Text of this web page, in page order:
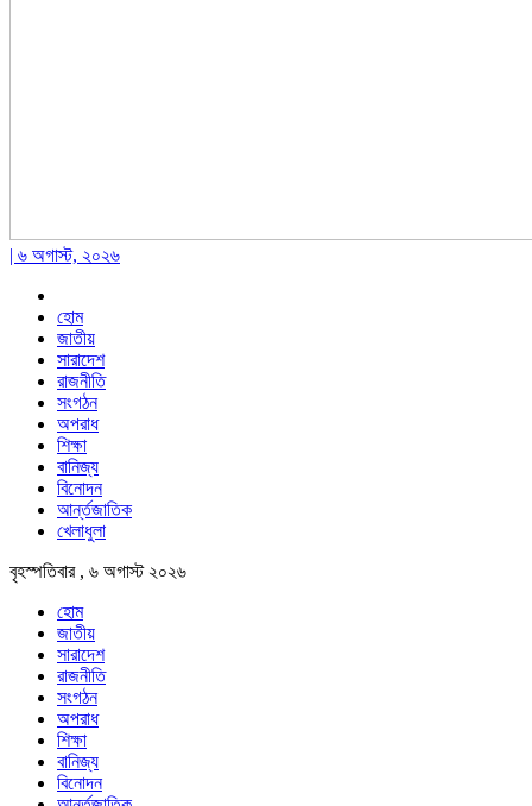
| ৬ অগাস্ট, ২০২৬
হোম
জাতীয়
সারাদেশ
রাজনীতি
সংগঠন
অপরাধ
শিক্ষা
বানিজ্য
বিনোদন
আর্ন্তজাতিক
খেলাধুলা
বৃহস্পতিবার , ৬ অগাস্ট ২০২৬
হোম
জাতীয়
সারাদেশ
রাজনীতি
সংগঠন
অপরাধ
শিক্ষা
বানিজ্য
বিনোদন